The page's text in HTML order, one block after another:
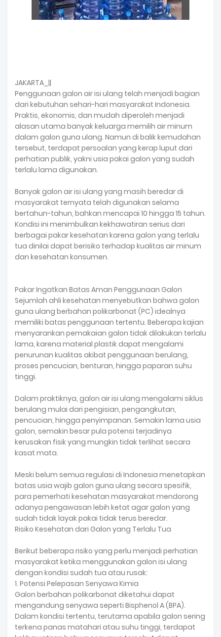
JAKARTA_||
Penggunaan galon air isi ulang telah menjadi bagian
dari kebutuhan sehari-hari masyarakat Indonesia.
Praktis, ekonomis, dan mudah diperoleh menjadi
alasan utama banyak keluarga memilih air minum
dalam galon guna ulang. Namun di balik kemudahan
tersebut, terdapat persoalan yang kerap luput dari
perhatian publik, yakni usia pakai galon yang sudah
terlalu lama digunakan.
Banyak galon air isi ulang yang masih beredar di
masyarakat ternyata telah digunakan selama
bertahun-tahun, bahkan mencapai 10 hingga 15 tahun.
Kondisi ini menimbulkan kekhawatiran serius dari
berbagai pakar kesehatan karena galon yang terlalu
tua dinilai dapat berisiko terhadap kualitas air minum
dan kesehatan konsumen.
Pakar Ingatkan Batas Aman Penggunaan Galon
Sejumlah ahli kesehatan menyebutkan bahwa galon
guna ulang berbahan polikarbonat (PC) idealnya
memiliki batas penggunaan tertentu. Beberapa kajian
menyarankan pemakaian galon tidak dilakukan terlalu
lama, karena material plastik dapat mengalami
penurunan kualitas akibat penggunaan berulang,
proses pencucian, benturan, hingga paparan suhu
tinggi.
Dalam praktiknya, galon air isi ulang mengalami siklus
berulang mulai dari pengisian, pengangkutan,
pencucian, hingga penyimpanan. Semakin lama usia
galon, semakin besar pula potensi terjadinya
kerusakan fisik yang mungkin tidak terlihat secara
kasat mata.
Meski belum semua regulasi di Indonesia menetapkan
batas usia wajib galon guna ulang secara spesifik,
para pemerhati kesehatan masyarakat mendorong
adanya pengawasan lebih ketat agar galon yang
sudah tidak layak pakai tidak terus beredar.
Risiko Kesehatan dari Galon yang Terlalu Tua
Berikut beberapa risiko yang perlu menjadi perhatian
masyarakat ketika menggunakan galon isi ulang
dengan kondisi sudah tua atau rusak:
1. Potensi Pelepasan Senyawa Kimia
Galon berbahan polikarbonat diketahui dapat
mengandung senyawa seperti Bisphenol A (BPA).
Dalam kondisi tertentu, terutama apabila galon sering
terkena panas matahari atau suhu tinggi, terdapat